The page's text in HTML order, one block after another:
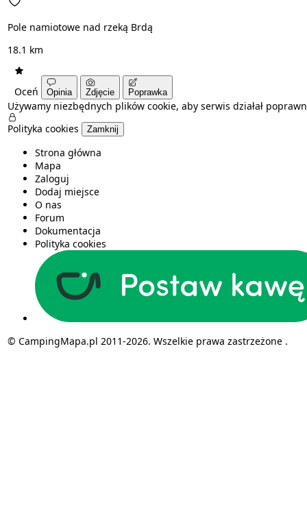
Pole namiotowe nad rzeką Brdą
18.1 km
Oceń Opinia Zdjęcie Poprawka
Używamy niezbędnych plików cookie, aby serwis działał
Polityka cookies
Zamknij
Strona główna
Mapa
Zaloguj
Dodaj miejsce
O nas
Forum
Dokumentacja
Polityka cookies
© CampingMapa.pl 2011-2026. Wszelkie prawa zastrzeżone .